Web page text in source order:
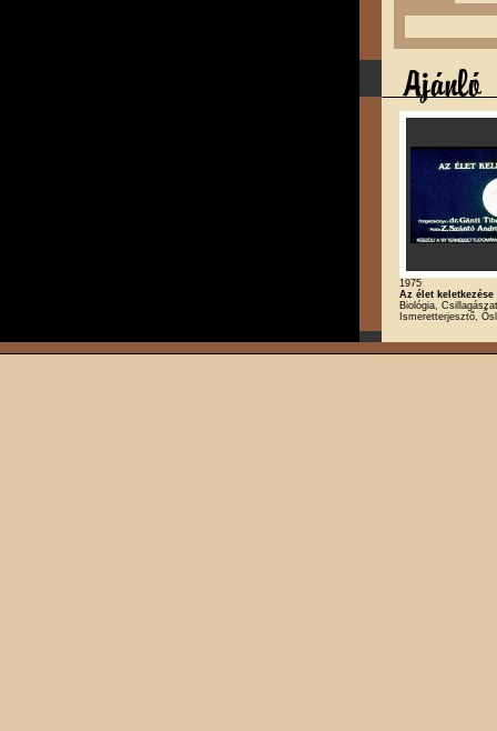
1975
Az élet keletkezése
Biológia,
Ismeretterjesztő,